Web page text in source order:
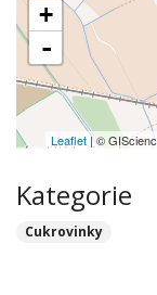
+
-
Leaflet| ©
Kategorie
Cukrovinky